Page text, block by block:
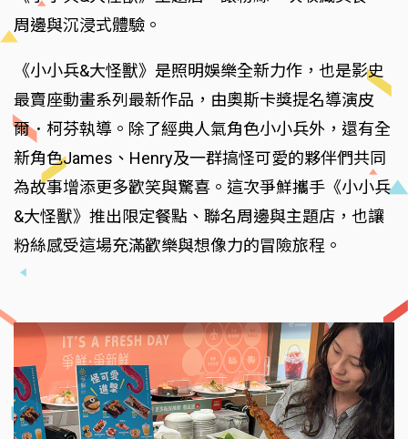
周邊與沉浸式體驗。
《小小兵&大怪獸》是照明娛樂全新力作，也是影史
最賣座動畫系列最新作品，由奧斯卡獎提名導演皮
爾．柯芬執導。除了經典人氣角色小小兵外，還有全
新角色James、Henry及一群搞怪可愛的夥伴們共同
為故事增添更多歡笑與驚喜。這次爭鮮攜手《小小兵
&大怪獸》推出限定餐點、聯名周邊與主題店，也讓
粉絲感受這場充滿歡樂與想像力的冒險旅程。